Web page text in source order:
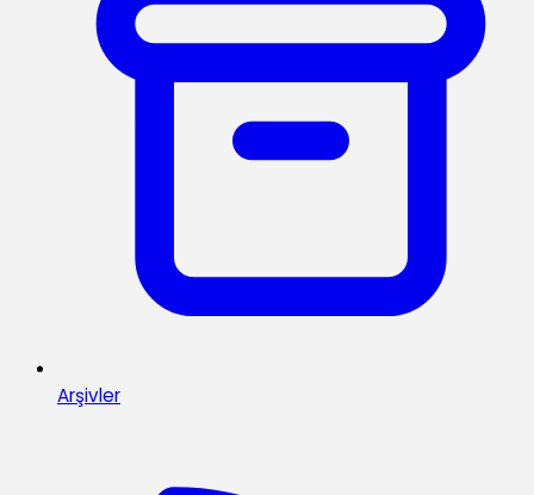
Arşivler